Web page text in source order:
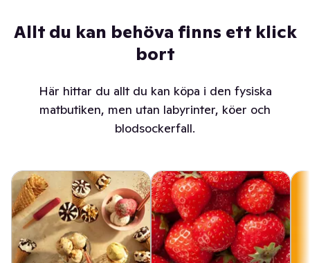
Allt du kan behöva finns ett klick
bort
Här hittar du allt du kan köpa i den fysiska
matbutiken, men utan labyrinter, köer och
blodsockerfall.